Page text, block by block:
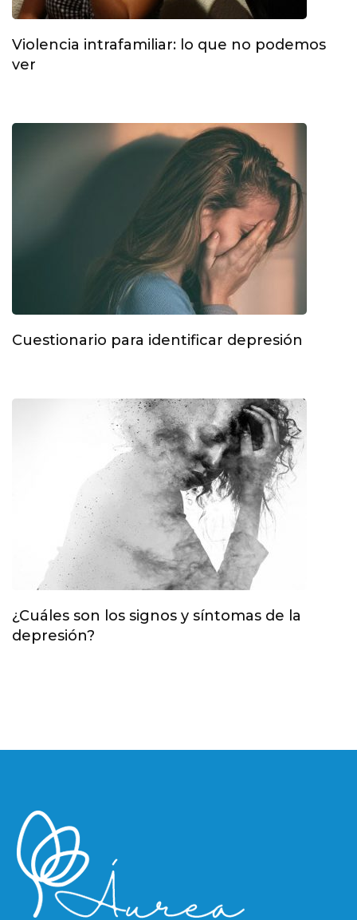
Violencia intrafamiliar: lo que no podemos
ver
Cuestionario para identificar depresión
¿Cuáles son los signos y síntomas de la
depresión?